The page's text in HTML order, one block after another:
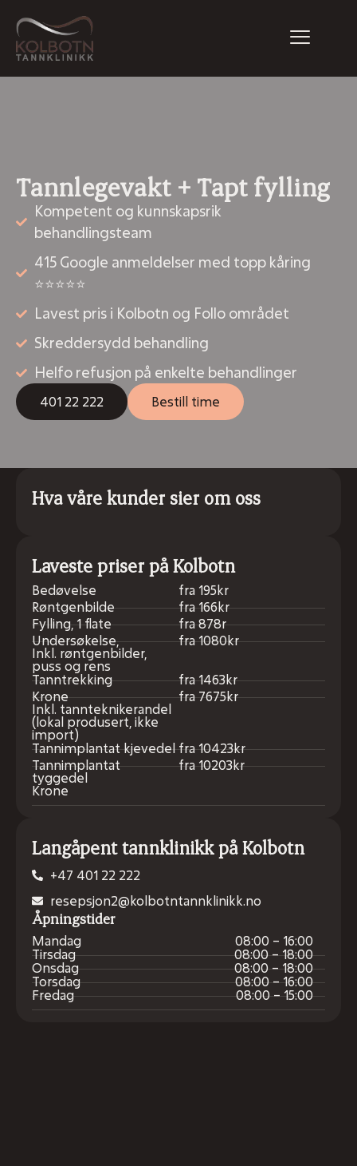
Tannlegevakt + Tapt fylling
Kompetent og kunnskapsrik
behandlingsteam
415 Google anmeldelser med topp kåring
⭐⭐⭐⭐⭐
Lavest pris i Kolbotn og Follo området
Skreddersydd behandling
Helfo refusjon på enkelte behandlinger
401 22 222 Bestill time
Hva våre kunder sier om oss
Laveste priser på Kolbotn
Bedøvelse
fra 195kr
Røntgenbilde
fra 166kr
Fylling, 1 flate
fra 878r
Undersøkelse,
Inkl. røntgenbilder,
puss og rens
fra 1080kr
Tanntrekking
fra 1463kr
Krone
Inkl. tannteknikerandel
(lokal produsert, ikke
import)
fra 7675kr
Tannimplantat kjevedelfra 10423kr
Tannimplantat
tyggedel
Krone
fra 10203kr
Langåpent tannklinikk på Kolbotn
+47 401 22 222
resepsjon2@kolbotntannklinikk.no
Åpningstider
Mandag
08:00 – 16:00
Tirsdag
08:00 – 18:00
Onsdag
08:00 – 18:00
Torsdag
08:00 – 16:00
Fredag
08:00 – 15:00